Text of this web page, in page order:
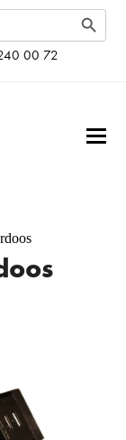
Search Button
00 72